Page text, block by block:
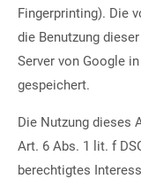
Fingerprinting). Die
die Benutzung
Server von Google
gespeichert.
Die Nutzung dieses
Art. 6 Abs. 1 lit. f
berechtigtes